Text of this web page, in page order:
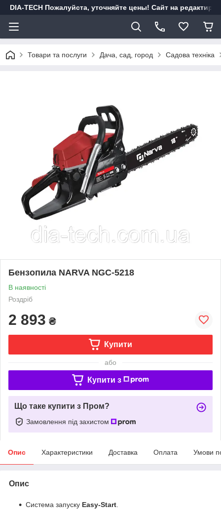
DIA-TECH Пожалуйста, уточняйте цены! Сайт на
Товари та послуги Дача, сад, город Садова техніка
Бензопила NARVA NGC-5218
В наявності
Роздріб
2 893 ₴
Купити
або
Купити з
Що таке купити з Пром?
Замовлення під захистом
Опис Характеристики Доставка Оплата Умови
Опис
Система запуску Easy-Start